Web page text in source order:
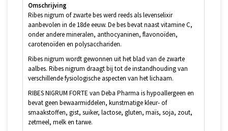
Omschrijving
Ribes nigrum of zwarte bes werd reeds als levenselixir
aanbevolen in de 18de eeuw. De bes bevat naast vitamine C,
onder andere mineralen, anthocyaninen, flavonoïden,
carotenoïden en polysacchariden.
Ribes nigrum wordt gewonnen uit het blad van de zwarte
aalbes. Ribes nigrum draagt bij tot de instandhouding van
verschillende fysiologische aspecten van het lichaam.
RIBES NIGRUM FORTE van Deba Pharma is hypoallergeen en
bevat geen bewaarmiddelen, kunstmatige kleur- of
smaakstoffen, gist, suiker, lactose, gluten, maïs, soja, zout,
zetmeel, melk en tarwe.